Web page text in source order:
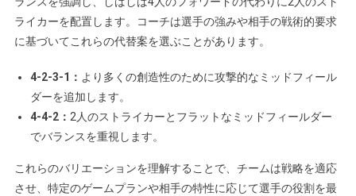
ライカーを配置します。コーチは選手の強みや相手の戦術的要求
に基づいてこれらの代替案を選ぶことがあります。
4-2-3-1： より多くの創造性のために攻撃的なミッドフィール
ダーを追加します。
4-4-2： 2人のストライカーとフラットなミッドフィールダー
でバランスを重視します。
これらのバリエーションを理解することで、チームは戦略を適応
させ、特定のゲームプランや相手の特性に応じて選手の役割を最